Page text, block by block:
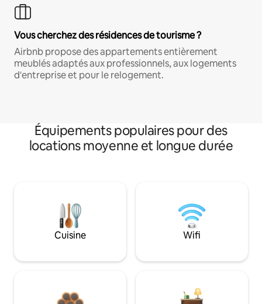
Vous cherchez des résidences de tourisme ?
Airbnb propose des appartements entièrement
meublés adaptés aux professionnels, aux logements
d'entreprise et pour le relogement.
Équipements populaires pour des
locations moyenne et longue durée
Cuisine Wifi